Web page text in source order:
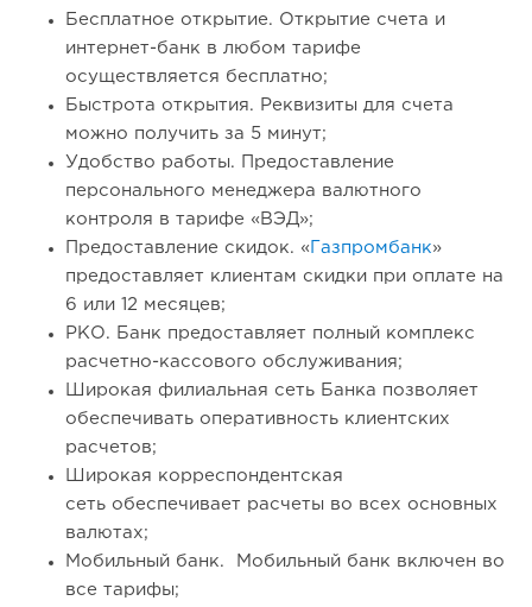
Бесплатное открытие. Открытие счета и
интернет-банк в любом тарифе
осуществляется бесплатно;
Быстрота открытия. Реквизиты для счета
можно получить за 5 минут;
Удобство работы. Предоставление
персонального менеджера валютного
контроля в тарифе «ВЭД»;
Предоставление скидок. « Газпромбанк»
предоставляет клиентам скидки при оплате на
6 или 12 месяцев;
РКО. Банк предоставляет полный комплекс
расчетно-кассового обслуживания;
Широкая филиальная сеть Банка позволяет
обеспечивать оперативность клиентских
расчетов;
Широкая корреспондентская
сеть обеспечивает расчеты во всех основных
валютах;
Мобильный банк. Мобильный банк включен во
все тарифы;